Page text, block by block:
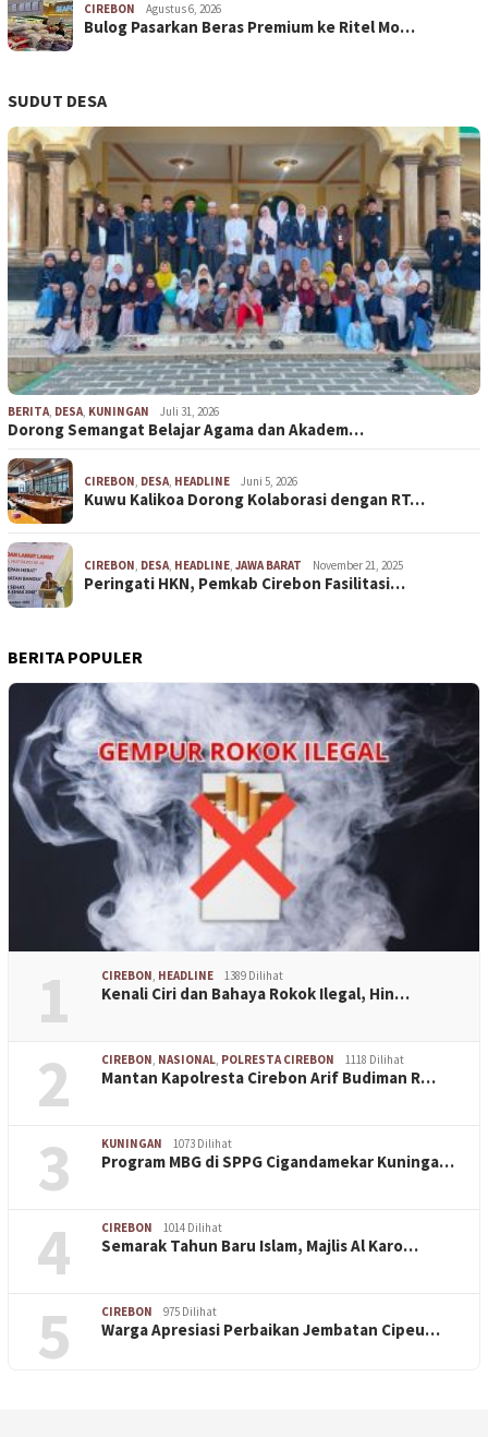
CIREBON Agustus 6, 2026
Bulog Pasarkan Beras Premium ke Ritel Mo…
SUDUT DESA
BERITA, DESA, KUNINGAN Juli 31, 2026
Dorong Semangat Belajar Agama dan Akadem…
CIREBON, DESA, HEADLINE Juni 5, 2026
Kuwu Kalikoa Dorong Kolaborasi dengan RT…
CIREBON, DESA, HEADLINE, JAWA BARAT November 21, 2025
Peringati HKN, Pemkab Cirebon Fasilitasi…
BERITA POPULER
1 CIREBON, HEADLINE 1389 Dilihat
Kenali Ciri dan Bahaya Rokok Ilegal, Hin…
2 CIREBON, NASIONAL, POLRESTA CIREBON 1118 Dilihat
Mantan Kapolresta Cirebon Arif Budiman R…
3 KUNINGAN 1073 Dilihat
Program MBG di SPPG Cigandamekar Kuninga…
4 CIREBON 1014 Dilihat
Semarak Tahun Baru Islam, Majlis Al Karo…
5 CIREBON 975 Dilihat
Warga Apresiasi Perbaikan Jembatan Cipeu…